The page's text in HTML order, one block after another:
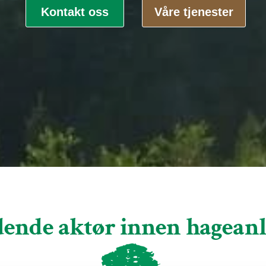
Kontakt oss Våre tjenester
aktør innen